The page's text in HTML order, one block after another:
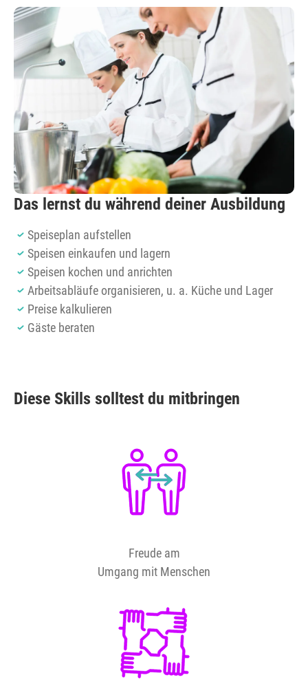
Das lernst du während deiner Ausbildung
Speiseplan aufstellen
Speisen einkaufen und lagern
Speisen kochen und anrichten
Arbeitsabläufe organisieren, u. a. Küche und Lager
Preise kalkulieren
Gäste beraten
Diese Skills solltest du mitbringen
Freude am
Umgang mit Menschen